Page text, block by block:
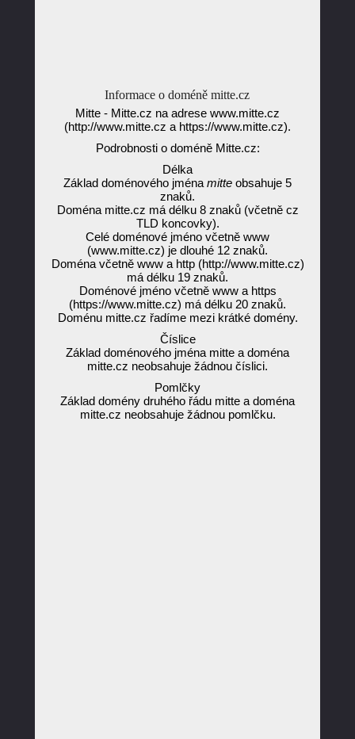
Informace o doméně mitte.cz
Mitte - Mitte.cz na adrese www.mitte.cz
(http://www.mitte.cz a https://www.mitte.cz).
Podrobnosti o doméně Mitte.cz:
Délka
Základ doménového jména mitte obsahuje 5
znaků.
Doména mitte.cz má délku 8 znaků (včetně cz
TLD koncovky).
Celé doménové jméno včetně www
(www.mitte.cz) je dlouhé 12 znaků.
Doména včetně www a http (http://www.mitte.cz)
má délku 19 znaků.
Doménové jméno včetně www a https
(https://www.mitte.cz) má délku 20 znaků.
Doménu mitte.cz řadíme mezi krátké domény.
Číslice
Základ doménového jména mitte a doména
mitte.cz neobsahuje žádnou číslici.
Pomlčky
Základ domény druhého řádu mitte a doména
mitte.cz neobsahuje žádnou pomlčku.